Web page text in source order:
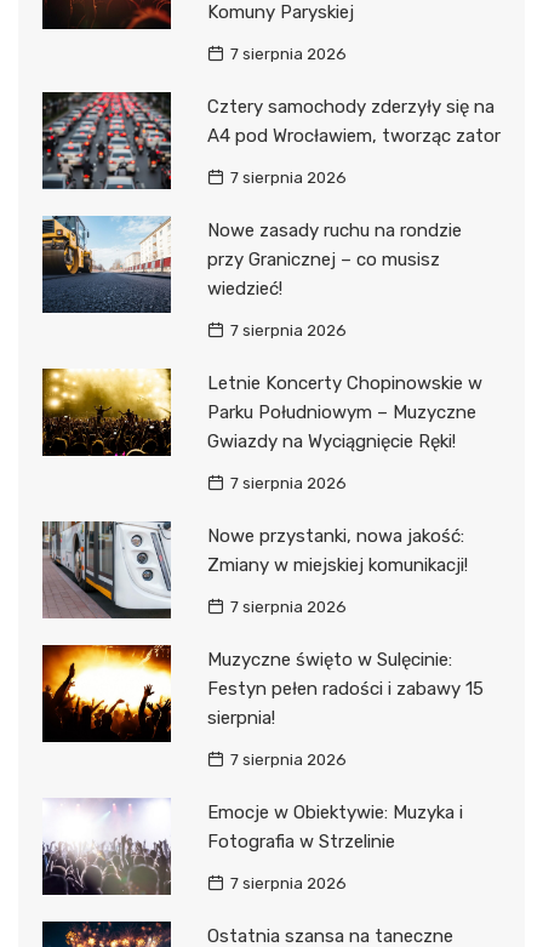
Komuny Paryskiej
7 sierpnia 2026
Cztery samochody zderzyły się na
A4 pod Wrocławiem, tworząc zator
7 sierpnia 2026
Nowe zasady ruchu na rondzie
przy Granicznej – co musisz
wiedzieć!
7 sierpnia 2026
Letnie Koncerty Chopinowskie w
Parku Południowym – Muzyczne
Gwiazdy na Wyciągnięcie Ręki!
7 sierpnia 2026
Nowe przystanki, nowa jakość:
Zmiany w miejskiej komunikacji!
7 sierpnia 2026
Muzyczne święto w Sulęcinie:
Festyn pełen radości i zabawy 15
sierpnia!
7 sierpnia 2026
Emocje w Obiektywie: Muzyka i
Fotografia w Strzelinie
7 sierpnia 2026
Ostatnia szansa na taneczne